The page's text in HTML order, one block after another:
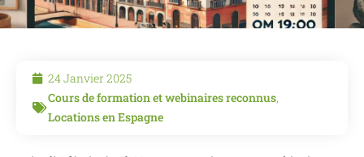
24 Janvier 2025
Cours de formation et webinaires reconnus,
Locations en Espagne